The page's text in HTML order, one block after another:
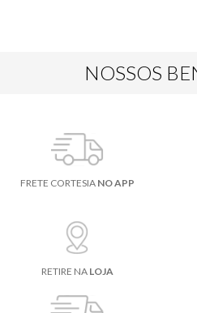
NOSSOS
FRETE CORTESIA NO APP
RETIRE NA LOJA